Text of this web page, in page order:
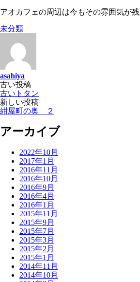
アオカフェの周辺は今もその雰囲気が残
未分類
asahiya
投
稿
ナ
ビ
ゲ
古い投稿
古いトタン
新しい投稿
紺屋町の奥 ２
アーカイブ
2022年10月
2017年1月
2016年11月
2016年10月
2016年9月
2016年4月
2016年1月
2015年11月
2015年9月
2015年7月
2015年3月
2015年2月
2015年1月
2014年11月
2014年10月